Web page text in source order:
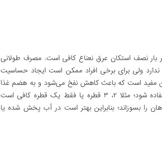
بار نصف استکان عرق نعناع کافی است. مصرف طولانی
ولی برای برخی افراد ممکن است ایجاد حساسیت
مفید است که باعث کاهش نفخ می‌شود و به هضم غذا
هم کمک می‌کند. از اسانس این گیاه باید کمتر استفاده شود؛ مثلا ۲، ۳ قطره یا فقط یک قطره کافی است
بسوزاند؛ بنابراین بهتر است در آب پخش شده یا